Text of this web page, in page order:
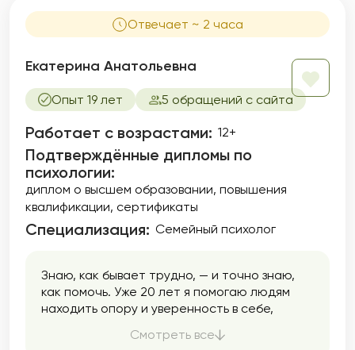
Отвечает ~ 2 часа
Екатерина Анатольевна
Опыт 19 лет 5 обращений с сайта
Работает с возрастами: 12+
Подтверждённые дипломы по
психологии:
диплом о высшем образовании повышения
квалификации сертификаты
Специализация: Семейный психолог
Знаю, как бывает трудно, — и точно знаю,
как помочь. Уже 20 лет я помогаю людям
находить опору и уверенность в себе,
отношениях, освобождаться от
Смотреть все